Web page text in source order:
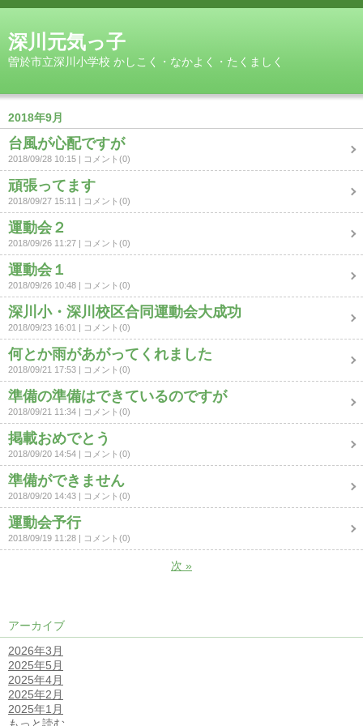
深川元気っ子
曽於市立深川小学校 かしこく・なかよく・たくましく
2018年9月
台風が心配ですが
2018/09/28 10:15 コメント(0)
頑張ってます
2018/09/27 15:11 コメント(0)
運動会２
2018/09/26 11:27 コメント(0)
運動会１
2018/09/26 10:48 コメント(0)
深川小・深川校区合同運動会大成功
2018/09/23 16:01 コメント(0)
何とか雨があがってくれました
2018/09/21 17:53 コメント(0)
準備の準備はできているのですが
2018/09/21 11:34 コメント(0)
掲載おめでとう
2018/09/20 14:54 コメント(0)
準備ができません
2018/09/20 14:43 コメント(0)
運動会予行
2018/09/19 11:28 コメント(0)
次 »
アーカイブ
2026年3月
2025年5月
2025年4月
2025年2月
2025年1月